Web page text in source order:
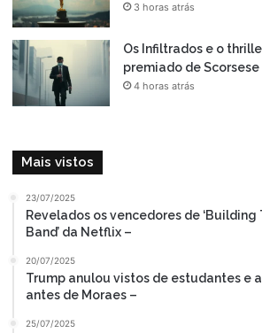
3 horas atrás
Os Infiltrados e o
premiado de Scorsese
4 horas atrás
Mais vistos
23/07/2025
Revelados os vencedores de ‘Building
Band’ da Netflix –
20/07/2025
Trump anulou vistos de estudantes e
antes de Moraes –
25/07/2025